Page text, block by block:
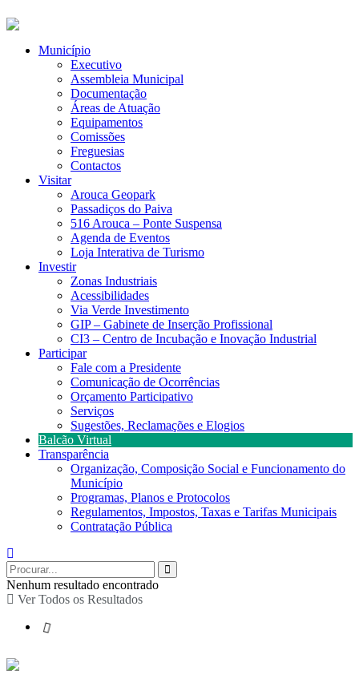
Município
Executivo
Assembleia Municipal
Documentação
Áreas de Atuação
Equipamentos
Comissões
Freguesias
Contactos
Visitar
Arouca Geopark
Passadiços do Paiva
516 Arouca – Ponte Suspensa
Agenda de Eventos
Loja Interativa de Turismo
Investir
Zonas Industriais
Acessibilidades
Via Verde Investimento
GIP – Gabinete de Inserção Profissional
CI3 – Centro de Incubação e Inovação Industrial
Participar
Fale com a Presidente
Comunicação de Ocorrências
Orçamento Participativo
Serviços
Sugestões, Reclamações e Elogios
Balcão Virtual
Transparência
Organização, Composição Social e Funcionamento do
Município
Programas, Planos e Protocolos
Regulamentos, Impostos, Taxas e Tarifas Municipais
Contratação Pública
Nenhum resultado encontrado
Ver Todos os Resultados